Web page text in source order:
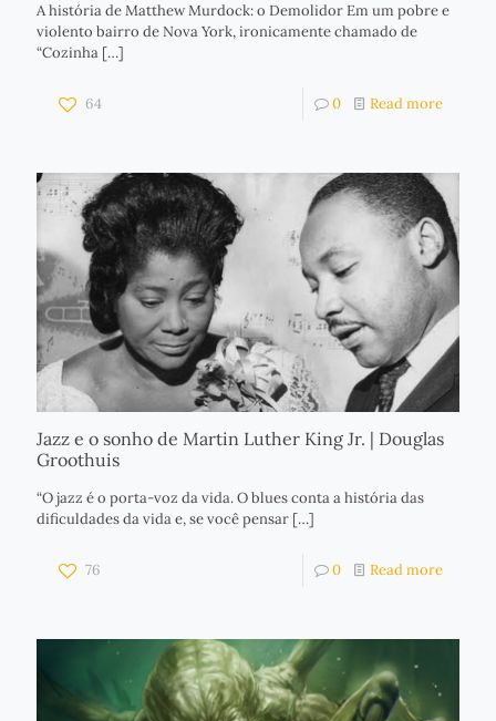
A história de Matthew Murdock: o Demolidor Em um pobre e
violento bairro de Nova York, ironicamente chamado de
“Cozinha […]
64 0 Read more
Jazz e o sonho de Martin Luther King Jr. | Douglas
Groothuis
“O jazz é o porta-voz da vida. O blues conta a história das
dificuldades da vida e, se você pensar […]
76 0 Read more